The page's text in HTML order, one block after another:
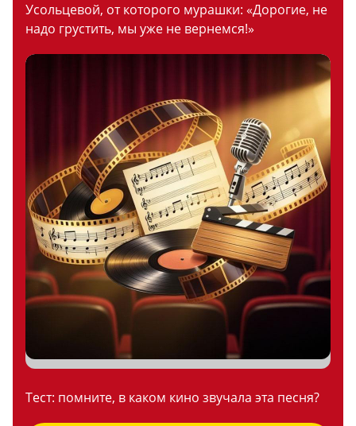
Усольцевой, от которого мурашки: «Дорогие, не
надо грустить, мы уже не вернемся!»
Тест: помните, в каком кино звучала эта песня?